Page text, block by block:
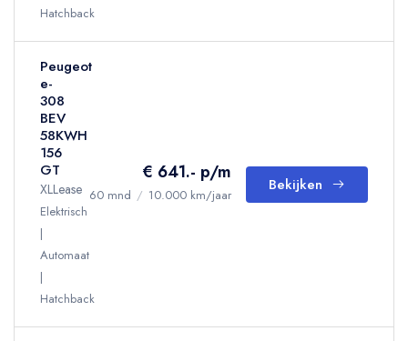
Hatchback
Peugeot
e-
308
BEV
58KWH
156
GT
XLLease
Elektrisch
Automaat
Hatchback
€ 641.- p/m
60 mnd / 10.000 km/jaar
Bekijken